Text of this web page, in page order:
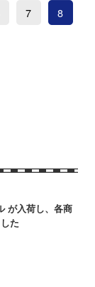
7 8
が入荷し、各商
た